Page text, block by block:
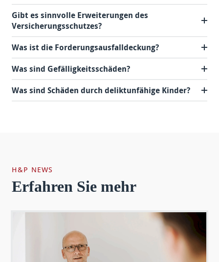
Gibt es sinnvolle Erweiterungen des
Versicherungsschutzes?
Was ist die Forderungsausfalldeckung?
Was sind Gefälligkeitsschäden?
Was sind Schäden durch deliktunfähige Kinder?
H&P NEWS
Erfahren Sie mehr